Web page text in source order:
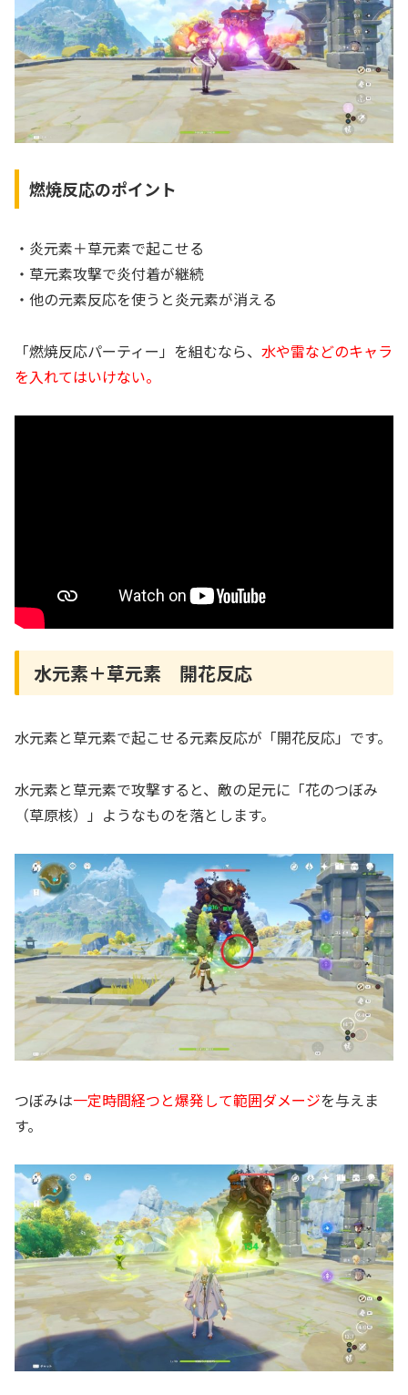
燃焼反応のポイント
・炎元素＋草元素で起こせる
・草元素攻撃で炎付着が継続
・他の元素反応を使うと炎元素が消える
「燃焼反応パーティー」を組むなら、 水や雷などのキャラ
を入れてはいけない。
水元素＋草元素 開花反応
水元素と草元素で起こせる元素反応が「開花反応」です。
水元素と草元素で攻撃すると、敵の足元に「花のつぼみ
（草原核）」ようなものを落とします。
つぼみは一定時間経つと爆発して範囲ダメージを与えま
す。